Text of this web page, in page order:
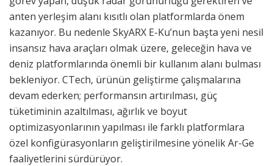
anten yerleşim alanı kısıtlı olan platformlarda önem
kazanıyor. Bu nedenle SkyARX E-Ku’nun başta yeni nesil
insansız hava araçları olmak üzere, geleceğin hava ve
deniz platformlarında önemli bir kullanım alanı bulması
bekleniyor. CTech, ürünün geliştirme çalışmalarına
devam ederken; performansın artırılması, güç
tüketiminin azaltılması, ağırlık ve boyut
optimizasyonlarının yapılması ile farklı platformlara
özel konfigürasyonların geliştirilmesine yönelik Ar-Ge
faaliyetlerini sürdürüyor.